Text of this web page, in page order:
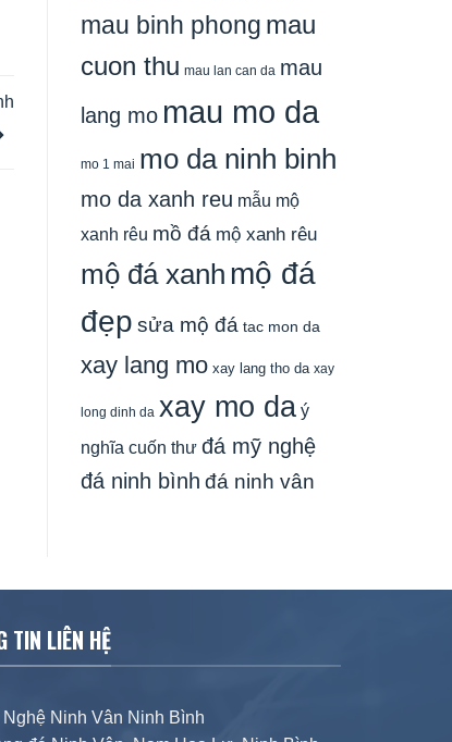
mau binh phong mau
cuon thu mau lan can da mau
lang mo mau mo da
mo 1 mai mo da ninh binh
mo da xanh reu mẫu mộ
xanh rêu mồ đá mộ xanh rêu
mộ đá xanh mộ đá
đẹp sửa mộ đá tac mon da
xay lang mo xay lang tho da xay
long dinh da xay mo da ý
nghĩa cuốn thư đá mỹ nghệ
đá ninh bình đá ninh vân
TIN LIÊN HỆ
Ninh Vân Ninh Bình